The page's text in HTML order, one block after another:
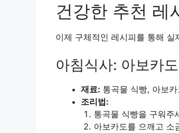
건강한 추천 레
이제 구체적인 레시피를 통해
아침식사: 아보카
재료: 통곡물 식빵, 아보
조리법:
통곡물 식빵을 구워주
아보카도를 으깨고 소